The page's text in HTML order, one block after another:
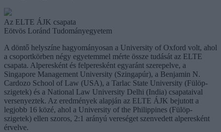
Az ELTE ÁJK csapata
Eötvös Loránd Tudományegyetem
A döntő helyszíne hagyományosan a University of Oxford volt, ahol
a csoportkörben négy egyetemmel mérte össze tudását az ELTE
csapata. Alperesként és felperesként egyaránt szerepelve, a
Singapore Management University (Szingapúr), a Benjamin N.
Cardozo School of Law (USA), a Tarlac State University (Fülöp-
szigetek) és a National Law University Delhi (India) csapataival
versenyeztek. Az eredmények alapján az ELTE ÁJK bejutott a
legjobb 16 közé, ahol a University of the Philippines (Fülöp-
szigetek) ellen szoros, 2:1 arányú vereséget szenvedett alperesként
érvelve.